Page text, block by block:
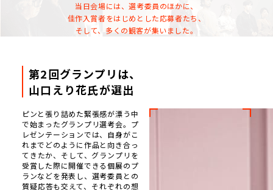
当日会場には、選考委員のほかに、
佳作入賞者をはじめとした応募者たち、
そして、多くの観客が集いました。
第2回グランプリは、
山口えり花氏が選出
ピンと張り詰めた緊張感が漂う中
で始まったグランプリ選考会。プ
レゼンテーションでは、自身がこ
れまでどのように作品と向き合っ
てきたか、そして、グランプリを
受賞した際に開催できる個展のプ
ランなどを発表し、選考委員との
質疑応答も交えて、それぞれの想